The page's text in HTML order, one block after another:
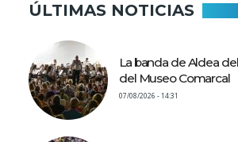
ÚLTIMAS NOTICIAS
La banda de Aldea
del Museo Comarcal
07/08/2026 - 14:31